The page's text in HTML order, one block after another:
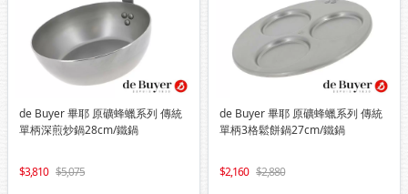
de Buyer 畢耶 原礦蜂蠟系列 傳統
單柄深煎炒鍋28cm/鐵鍋
3,810 5,075
de Buyer 畢耶 原礦蜂蠟系列 傳統
單柄3格鬆餅鍋27cm/鐵鍋
2,160 2,880